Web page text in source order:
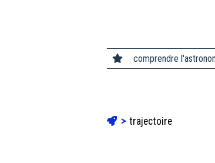
comprendre
trajectoire